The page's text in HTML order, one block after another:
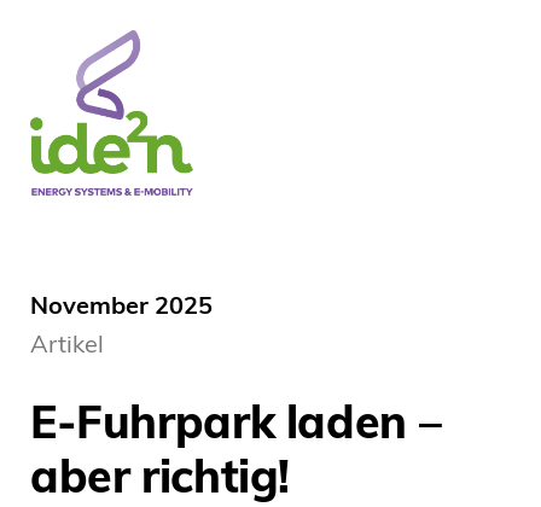
November 2025
Artikel
E-Fuhrpark laden –
aber richtig!